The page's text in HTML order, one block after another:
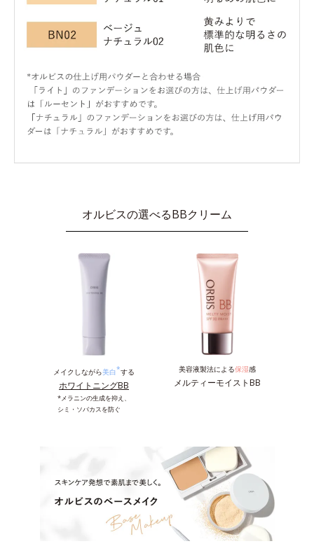
オルビスの選べるBBクリーム
メイクしながら美白*する
ホワイトニングBB
*メラニンの生成を抑え、
シミ・ソバカスを防ぐ
美容液製法による保湿感
メルティーモイストBB